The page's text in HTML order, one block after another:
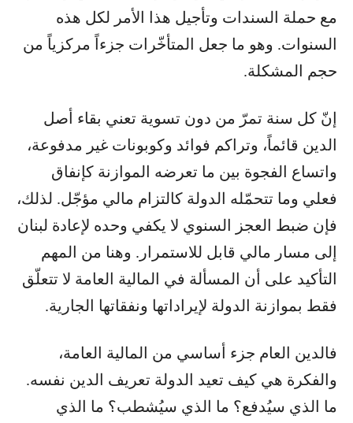
مع حملة السندات وتأجيل هذا الأمر لكل هذه
السنوات. وهو ما جعل المتأخّرات جزءاً مركزياً من
حجم المشكلة.
إنّ كل سنة تمرّ من دون تسوية تعني بقاء أصل
الدين قائماً، وتراكم فوائد وكوبونات غير مدفوعة،
واتساع الفجوة بين ما تعرضه الموازنة كإنفاق
فعلي وما تتحمّله الدولة كالتزام مالي مؤجّل. لذلك،
فإن ضبط العجز السنوي لا يكفي وحده لإعادة لبنان
إلى مسار مالي قابل للاستمرار. وهنا من المهم
التأكيد على أن المسألة في المالية العامة لا تتعلّق
فقط بموازنة الدولة لإيراداتها ونفقاتها الجارية.
فالدين العام جزء أساسي من المالية العامة،
والفكرة هي كيف تعيد الدولة تعريف الدين نفسه.
ما الذي سيُدفع؟ ما الذي سيُشطب؟ ما الذي